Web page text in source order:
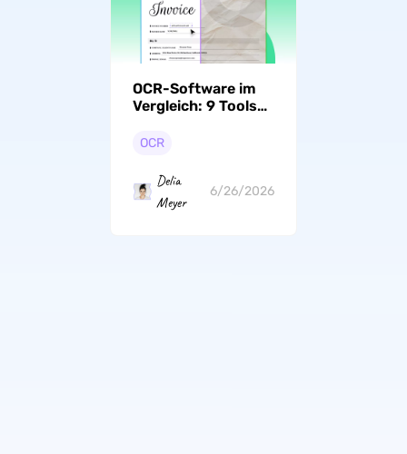
OCR-Software im
Vergleich: 9 Tools
Texterkennung aus
OCR
Delia
Meyer
6/26/2026